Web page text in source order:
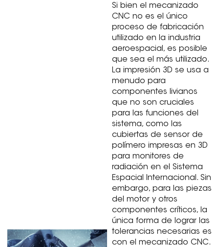
Si bien el mecanizado
CNC no es el único
proceso de fabricación
utilizado en la industria
aeroespacial, es posible
que sea el más utilizado.
La impresión 3D se usa a
menudo para
componentes livianos
que no son cruciales
para las funciones del
sistema, como las
cubiertas de sensor de
polímero impresas en 3D
para monitores de
radiación en el Sistema
Espacial Internacional. Sin
embargo, para las piezas
del motor y otros
componentes críticos, la
única forma de lograr las
tolerancias necesarias es
con el mecanizado CNC.